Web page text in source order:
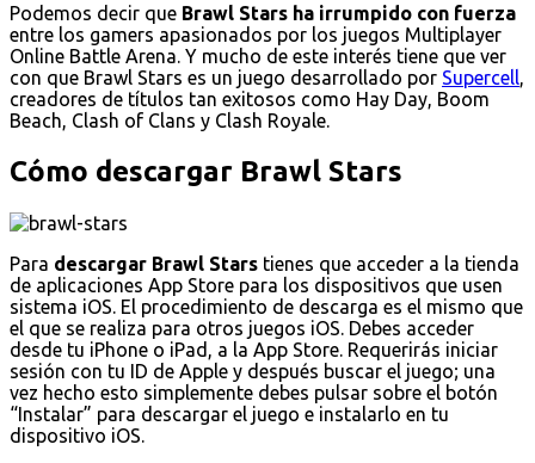
Podemos decir que Brawl Stars ha irrumpido con fuerza
entre los gamers apasionados por los juegos Multiplayer
Online Battle Arena. Y mucho de este interés tiene que ver
con que Brawl Stars es un juego desarrollado por Supercell,
creadores de títulos tan exitosos como Hay Day, Boom
Beach, Clash of Clans y Clash Royale.
Cómo descargar Brawl Stars
Para descargar Brawl Stars tienes que acceder a la tienda
de aplicaciones App Store para los dispositivos que usen
sistema iOS. El procedimiento de descarga es el mismo que
el que se realiza para otros juegos iOS. Debes acceder
desde tu iPhone o iPad, a la App Store. Requerirás iniciar
sesión con tu ID de Apple y después buscar el juego; una
vez hecho esto simplemente debes pulsar sobre el botón
“Instalar” para descargar el juego e instalarlo en tu
dispositivo iOS.